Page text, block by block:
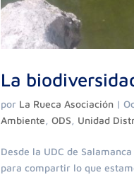
La
por La Rueca Asociación |
Ambiente ,ODS Unidad
Desde la UDC de
para compartir lo que